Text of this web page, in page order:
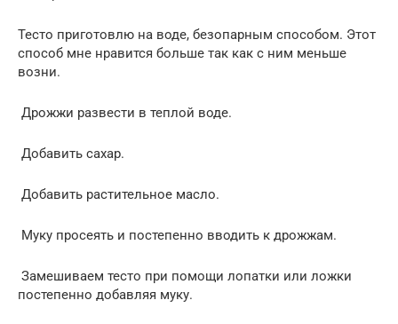
Тесто приготовлю на воде, безопарным способом. Этот
способ мне нравится больше так как с ним меньше
возни.
Дрожжи развести в теплой воде.
Добавить сахар.
Добавить растительное масло.
Муку просеять и постепенно вводить к дрожжам.
Замешиваем тесто при помощи лопатки или ложки
постепенно добавляя муку.